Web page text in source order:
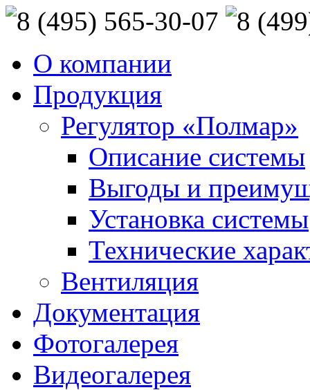
О компании
Продукция
Регулятор «Полмар»
Описание системы
Выгоды и
Установка системы
Технические
Вентиляция
Документация
Фотогалерея
Видеогалерея